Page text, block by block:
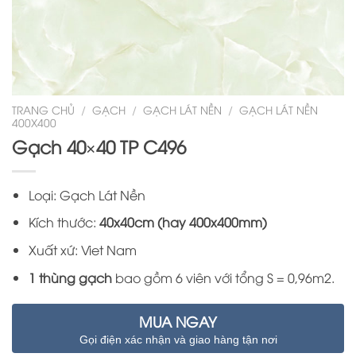
TRANG CHỦ / GẠCH / GẠCH LÁT NỀN / GẠCH LÁT NỀN
400X400
Gạch 40×40 TP C496
Loại: Gạch Lát Nền
Kích thước: 40x40cm (hay 400x400mm)
Xuất xứ: Viet Nam
1 thùng gạch bao gồm 6 viên với tổng S = 0,96m2.
MUA NGAY
Gọi điện xác nhận và giao hàng tận nơi